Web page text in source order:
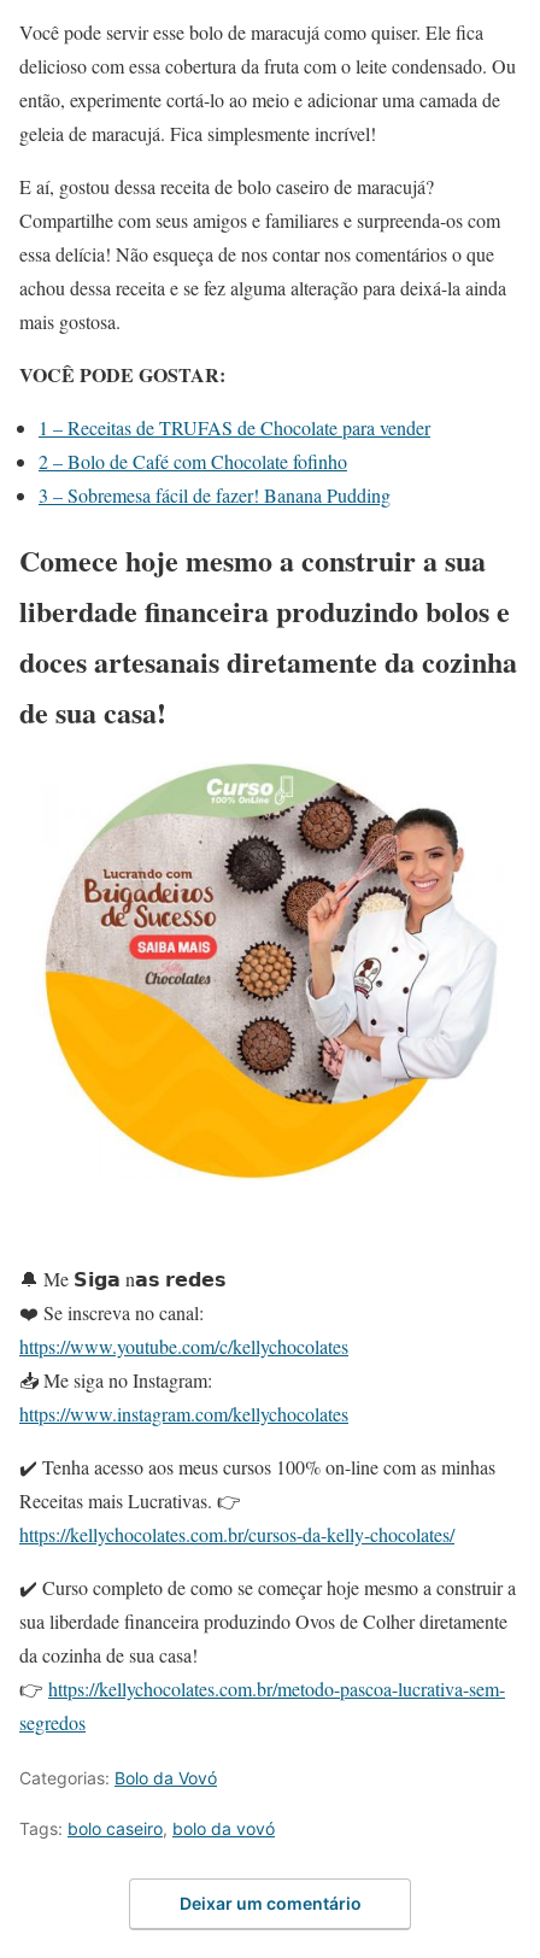
Você pode servir esse bolo de maracujá como quiser. Ele fica
delicioso com essa cobertura da fruta com o leite condensado. Ou
então, experimente cortá-lo ao meio e adicionar uma camada de
geleia de maracujá. Fica simplesmente incrível!
E aí, gostou dessa receita de bolo caseiro de maracujá?
Compartilhe com seus amigos e familiares e surpreenda-os com
essa delícia! Não esqueça de nos contar nos comentários o que
achou dessa receita e se fez alguma alteração para deixá-la ainda
mais gostosa.
VOCÊ PODE GOSTAR:
1 – Receitas de TRUFAS de Chocolate para vender
2 – Bolo de Café com Chocolate fofinho
3 – Sobremesa fácil de fazer! Banana Pudding
Comece hoje mesmo a construir a sua
liberdade financeira produzindo bolos e
doces artesanais diretamente da cozinha
de sua casa!
🔔 Me 𝗦𝗶𝗴𝗮 n𝗮𝘀 𝗿𝗲𝗱𝗲𝘀
❤️ Se inscreva no canal:
https://www.youtube.com/c/kellychocolates
📥 Me siga no Instagram:
https://www.instagram.com/kellychocolates
✔️ Tenha acesso aos meus cursos 100% on-line com as minhas
Receitas mais Lucrativas. 👉
https://kellychocolates.com.br/cursos-da-kelly-chocolates/
✔️ Curso completo de como se começar hoje mesmo a construir a
sua liberdade financeira produzindo Ovos de Colher diretamente
da cozinha de sua casa!
👉 https://kellychocolates.com.br/metodo-pascoa-lucrativa-sem-
segredos
Categorias: Bolo da Vovó
Tags: bolo caseiro, bolo da vovó
Deixar um comentário